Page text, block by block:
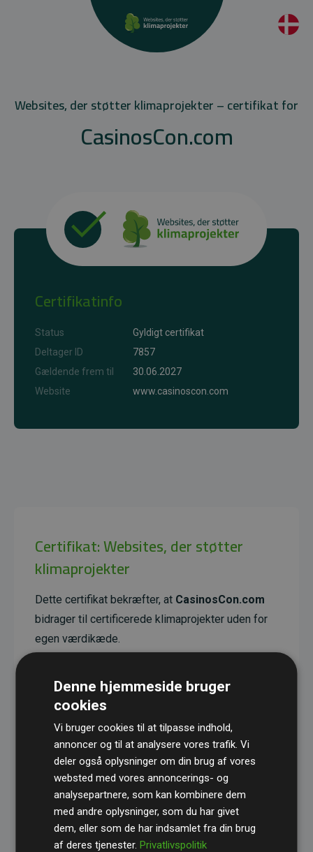
Websites, der støtter klimaprojekter – certifikat for
CasinosCon.com
Certifikatinfo
Status
Gyldigt certifikat
Deltager ID
7857
Gældende frem til
30.06.2027
Website
www.casinoscon.com
Certifikat: Websites, der støtter
klimaprojekter
Dette certifikat bekræfter, at CasinosCon.com
bidrager til certificerede klimaprojekter uden for
egen værdikæde.
reducerende effekt, som i gennemsnit svarer til
dobbelt så meget CO₂ som den estimerede
Alle projekter er verificeret gennem Gold
Standard– en international ordning, der sikrer høj
kvalitet og gennemsigtighed i klimainvesteringer.
Du kan læse mere om de konkrete projekter
Denne hjemmeside bruger
cookies
Vi bruger cookies til at tilpasse indhold,
annoncer og til at analysere vores trafik. Vi
deler også oplysninger om din brug af vores
websted med vores annoncerings- og
analysepartnere, som kan kombinere dem
med andre oplysninger, som du har givet
dem, eller som de har indsamlet fra din brug
af deres tjenester.Privatlivspolitik